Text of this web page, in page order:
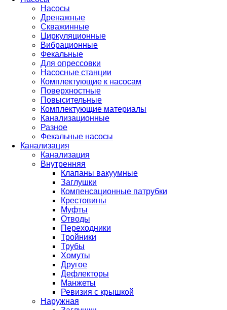
Насосы
Дренажные
Скважинные
Циркуляционные
Вибрационные
Фекальные
Для опрессовки
Насосные станции
Комплектующие к насосам
Поверхностные
Повысительные
Комплектующие материалы
Канализационные
Разное
Фекальные насосы
Канализация
Канализация
Внутренняя
Клапаны вакуумные
Заглушки
Компенсационные патрубки
Крестовины
Муфты
Отводы
Переходники
Тройники
Трубы
Хомуты
Другое
Дефлекторы
Манжеты
Ревизия с крышкой
Наружная